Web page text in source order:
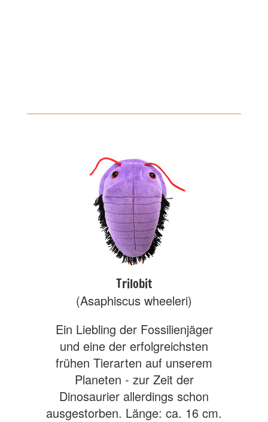
Trilobit
(Asaphiscus wheeleri)
Ein Liebling der Fossilienjäger
und eine der erfolgreichsten
frühen Tierarten auf unserem
Planeten - zur Zeit der
Dinosaurier allerdings schon
ausgestorben. Länge: ca. 16 cm.